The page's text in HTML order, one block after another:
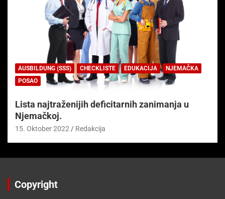
AUSBILDUNG (SSS) CHECKLISTE EDUKACIJA
NJEMAČKA
POSAO
Lista najtraženijih deficitarnih zanimanja u
Njemačkoj.
15. Oktober 2022 Redakcija
Copyright